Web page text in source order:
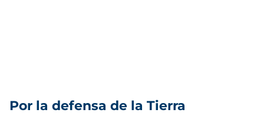
Por la defensa de la Tierra